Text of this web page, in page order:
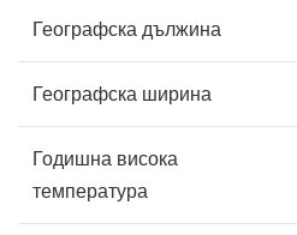
Географска дължина
Географска ширина
Годишна висока
температура